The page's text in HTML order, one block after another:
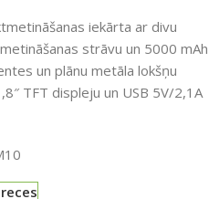
iekārta ar divu
strāvu un 5000 mAh
un plānu metāla lokšņu
TFT displeju un USB 5V/2,1A